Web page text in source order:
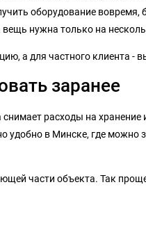
оборудование
нужна только на
а для частного клиента -
заранее
расходы на
удобно в Минске, где можно
части объекта. Так